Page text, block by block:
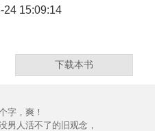
24 15:09:14
下载本书
字，爽！
男人活不了的旧观念，